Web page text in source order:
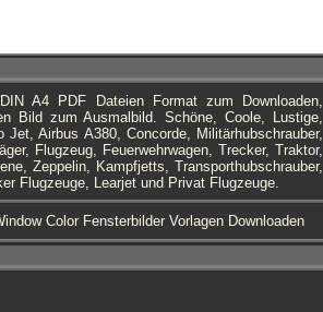
A4 PDF Dateien Format zum Downloaden,
Bild zum Ausmalbild. Schöne, Coole, Lustige,
Airbus A380, Concorde, Militärhubschrauber,
Flugzeug, Feuerwehrwagen, Trecker, Traktor,
Zeppelin, Kampfjetts, Transporthubschrauber,
Flugzeuge, Learjet und Privat Flugzeuge.
Color Fensterbilder Vorlagen Downloaden